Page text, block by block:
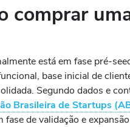
comprar
está em fase pré-
base inicial de
Segundo dados e
Brasileira de Startups
de validação e